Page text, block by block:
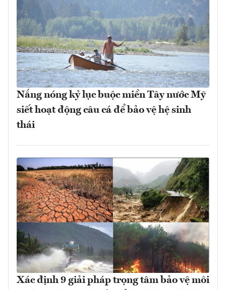
Nắng nóng kỷ lục buộc miền Tây nước Mỹ
siết hoạt động câu cá để bảo vệ hệ sinh
thái
Xác định 9 giải pháp trọng tâm bảo vệ môi